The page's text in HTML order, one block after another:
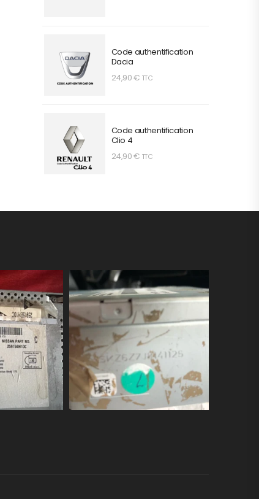
Code authentification
Dacia
24,90€ TTC
Code authentification
Clio 4
24,90€ TTC
Code Autoradio SEAT